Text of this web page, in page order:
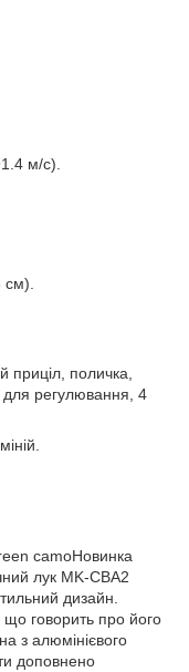
м/с).
см).
приціл, поличка,
для регулювання, 4
camoНовинка
лук MK-CBA2
дизайн.
говорить про його
з алюмінієвого
доповнено